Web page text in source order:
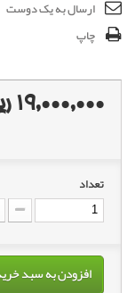
ارسال به یک دوست
چاپ
19,000,000 ریال
تعداد
افزودن به سبد